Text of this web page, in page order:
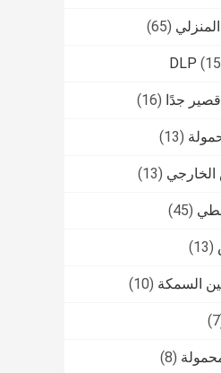
(65)
جدًا (16)
(13)
(13)
(45)
(13)
السمكة (10)
(8)